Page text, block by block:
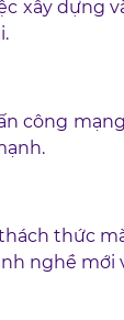
xây dựng
thức
nghề